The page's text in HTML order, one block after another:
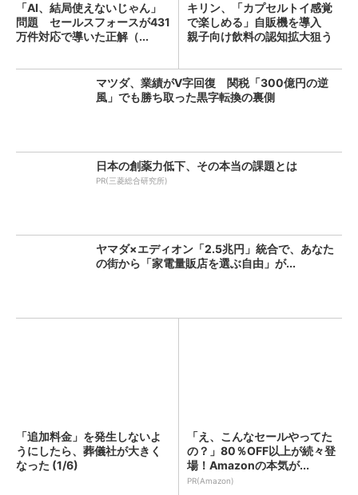
「AI、結局使えないじゃん」
問題 セールスフォースが431
万件対応で導いた正解（...
キリン、「カプセルトイ感覚
で楽しめる」自販機を導入
親子向け飲料の認知拡大狙う
マツダ、業績がV字回復 関税「300億円の逆
風」でも勝ち取った黒字転換の裏側
日本の創薬力低下、その本当の課題とは
PR(三菱総合研究所)
ヤマダ×エディオン「2.5兆円」統合で、あなた
の街から「家電量販店を選ぶ自由」が...
「追加料金」を発生しないよ
うにしたら、葬儀社が大きく
なった (1/6)
「え、こんなセールやってた
の？」80％OFF以上が続々登
場！Amazonの本気が...
PR(Amazon)